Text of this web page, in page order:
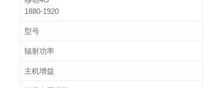
1880-1920
型号
辐射功率
主机增益